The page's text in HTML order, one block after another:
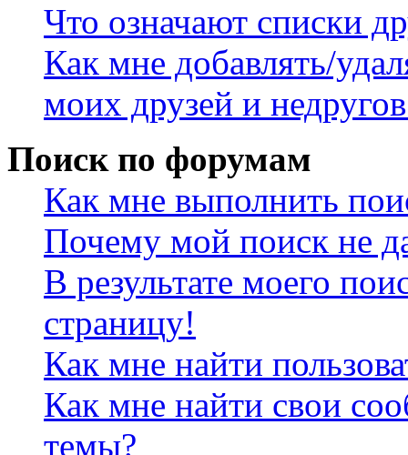
Что означают списки
Как мне добавлять/
моих друзей и
Поиск по форумам
Как мне выполнить
Почему мой поиск не
В результате моего
страницу!
Как мне найти
Как мне найти свои
темы?